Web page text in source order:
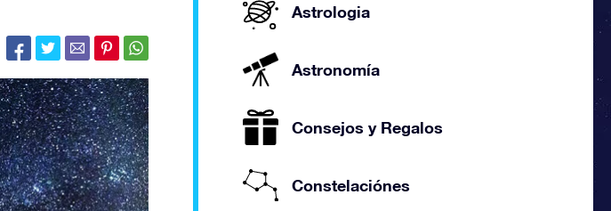
Astrologia
Astronomía
Consejos y Regalos
Constelaciónes